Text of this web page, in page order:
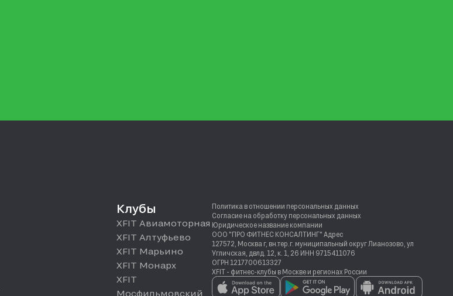
Клубы
XFIT Авиамоторная
XFIT Алтуфьево
XFIT Марьино
XFIT Монарх
XFIT
Мосфильмовский
Политика в отношении персональных данных
Согласие на обработку персональных данных
Юридическое название компании
ООО "ПРО ФИТНЕС КОНСАЛТИНГ" Адрес
127572, Москва г, вн.тер.г. муниципальный округ Лианозово, ул
Угличская, двлд. 12, к. 1, 26 ИНН 9715411076
ОГРН 1217700613327
XFIT - фитнес-клубы в Москве и регионах России